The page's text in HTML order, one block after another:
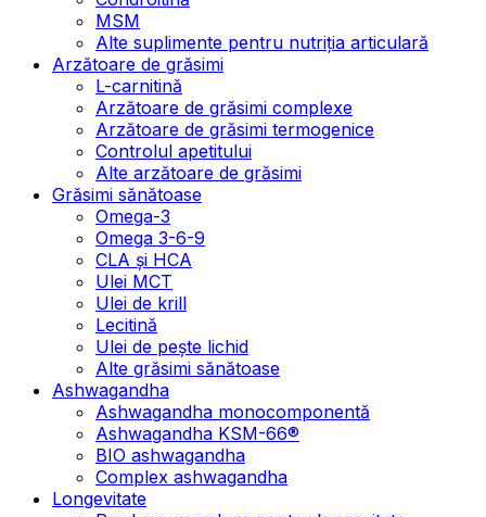
MSM
Alte suplimente pentru nutriția articulară
Arzătoare de grăsimi
L-carnitină
Arzătoare de grăsimi complexe
Arzătoare de grăsimi termogenice
Controlul apetitului
Alte arzătoare de grăsimi
Grăsimi sănătoase
Omega-3
Omega 3-6-9
CLA şi HCA
Ulei MCT
Ulei de krill
Lecitină
Ulei de pește lichid
Alte grăsimi sănătoase
Ashwagandha
Ashwagandha monocomponentă
Ashwagandha KSM-66®
BIO ashwagandha
Complex ashwagandha
Longevitate